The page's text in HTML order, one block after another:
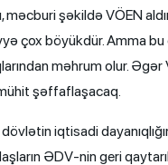
şəkildə VÖEN
çox böyükdür. Amma
məhrum olur.
şəffaflaşacaq.
iqtisadi
ƏDV-nin geri